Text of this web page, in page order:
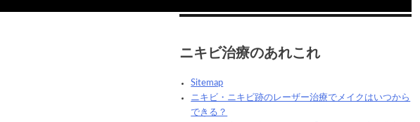
ニキビ治療のあれこれ
Sitemap
ニキビ・ニキビ跡のレーザー治療でメイクはいつから
できる？